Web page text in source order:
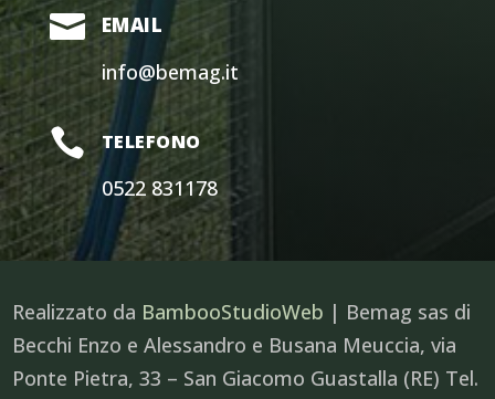
 EMAIL
info@bemag.it
 TELEFONO
0522 831178
Realizzato da BambooStudioWeb | Bemag sas di
Becchi Enzo e Alessandro e Busana Meuccia, via
Ponte Pietra, 33 – San Giacomo Guastalla (RE) Tel.